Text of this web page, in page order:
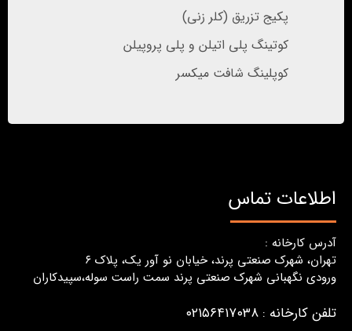
پکیج تزریق (کلر زنی)
کوتینگ پلی اتیلن و پلی پروپیلن
کوپلینگ شافت میکسر
اطلاعات تماس
آدرس کارخانه :
تهران، شهرک صنعتی پرند، خیابان نو آور یک، پلاک ٦
ورودی نگهبانی شهرک صنعتی پرند سمت راست سوله،سپیدکاران
تلفن کارخانه : ۰۲۱۵۶۴۱۷۰۳۸